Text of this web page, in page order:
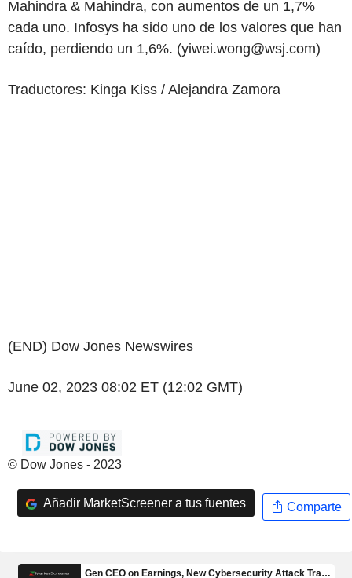
Mahindra & Mahindra, con aumentos de un 1,7%
cada uno. Infosys ha sido uno de los valores que han
caído, perdiendo un 1,6%. (yiwei.wong@wsj.com)
Traductores: Kinga Kiss / Alejandra Zamora
(END) Dow Jones Newswires
June 02, 2023 08:02 ET (12:02 GMT)
© Dow Jones - 2023
Añadir MarketScreener a tus fuentes Comparte